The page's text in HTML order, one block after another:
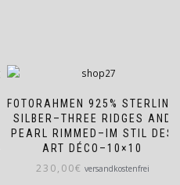
FOTORAHMEN 925% STERLING
SILBER–THREE RIDGES AND
PEARL RIMMED–IM STIL DES
ART DÉCO–10×10
230,00€ versandkostenfrei